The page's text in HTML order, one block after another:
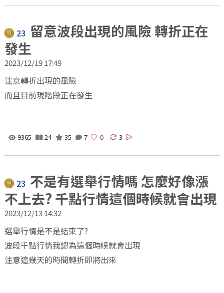
23 留意波段出現的風險 轉折正在
發生
2023/12/19 17:49
注意轉折出現的風險
而且目前現階段正在發生
9365 24 35 7 3
23 不是有選舉行情嗎 怎麼好像漲
不上去? 千點行情這個時候就會出現
2023/12/13 14:32
選舉行情是不是結束了?
波段千點行情我認為這個時候就會出現
注意這幾天的時間轉折即將出來